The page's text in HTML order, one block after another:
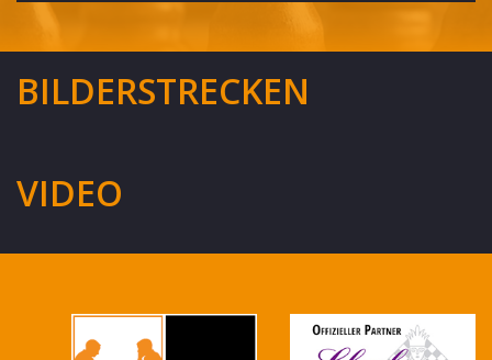
BILDERSTRECKEN
VIDEO